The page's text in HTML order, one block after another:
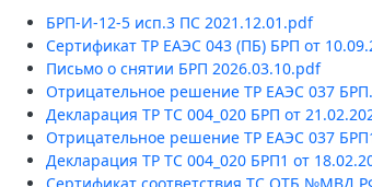
БРП-И-12-5 исп.3 ПС 2021.12.01.pdf
Сертификат ТР ЕАЭС 043 (ПБ) БРП от
Письмо о снятии БРП 2026.03.10.pdf
Отрицательное решение ТР ЕАЭС 037
Декларация ТР ТС 004_020 БРП от
Отрицательное решение ТР ЕАЭС 037
Декларация ТР ТС 004_020 БРП1 от